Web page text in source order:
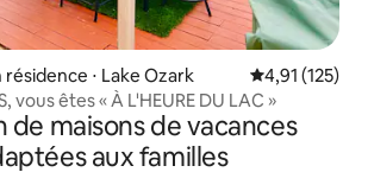
⋅ Lake Ozark Évaluation
4,91 (125)
vous êtes « À L'HEURE DU LAC »
de maisons de vacances
aux familles